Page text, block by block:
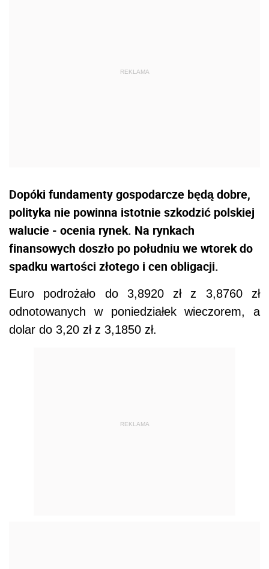
Dopóki fundamenty gospodarcze będą dobre,
polityka nie powinna istotnie szkodzić polskiej
walucie - ocenia rynek. Na rynkach
finansowych doszło po południu we wtorek do
spadku wartości złotego i cen obligacji.
Euro podrożało do 3,8920 zł z 3,8760 zł
odnotowanych w poniedziałek wieczorem, a
dolar do 3,20 zł z 3,1850 zł.
REKLAMA